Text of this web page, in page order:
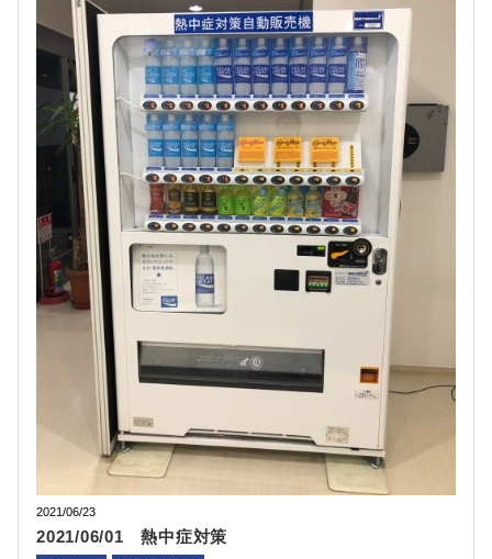
2021/06/23
2021/06/01 熱中症対策